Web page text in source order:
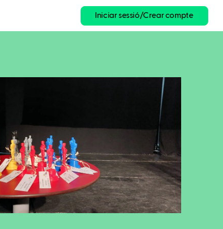
Iniciar sessió/Crear compte